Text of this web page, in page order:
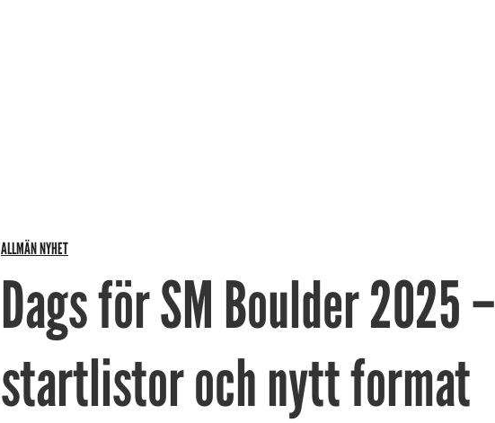
ALLMÄN NYHET
Dags för SM Boulder 2025 –
startlistor och nytt format